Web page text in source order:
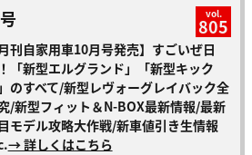
vol.
805
月刊自家用車10月号発売】すごいぜ日
「新型エルグランド」「新型キック
のすべて/新型レヴォーグレイバック全
/新型フィット＆N-BOX最新情報/最新
モデル攻略大作戦/新車値引き生情報
→ 詳しくはこちら